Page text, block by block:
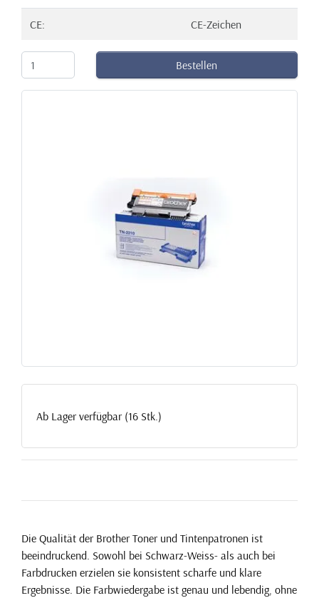
CE: CE-Zeichen
Bestellen
Ab Lager verfügbar (16 Stk.)
Die Qualität der Brother Toner und Tintenpatronen ist
beeindruckend. Sowohl bei Schwarz-Weiss- als auch bei
Farbdrucken erzielen sie konsistent scharfe und klare
Ergebnisse. Die Farbwiedergabe ist genau und lebendig, ohne